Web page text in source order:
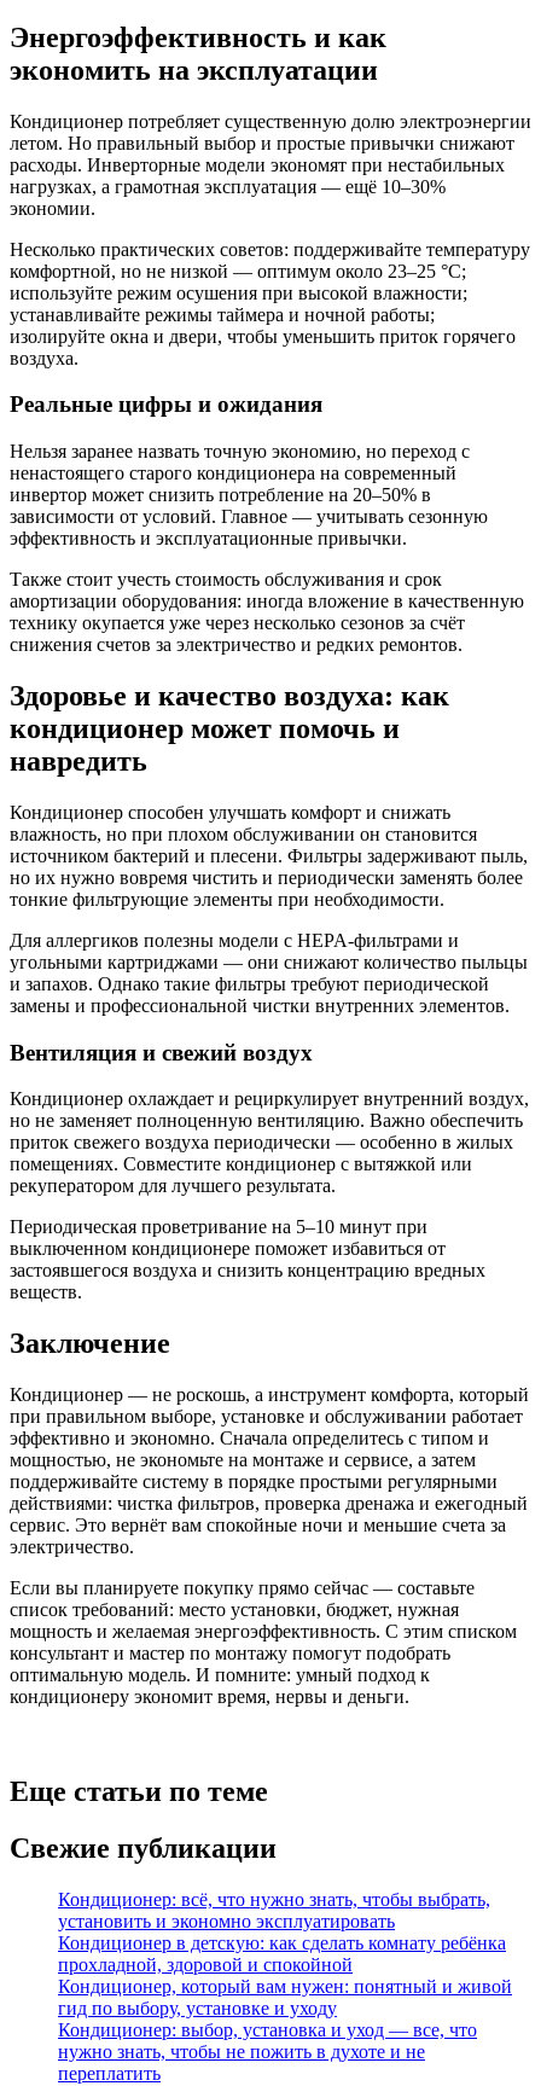
Энергоэффективность и как
экономить на эксплуатации
Кондиционер потребляет существенную долю электроэнергии
летом. Но правильный выбор и простые привычки снижают
расходы. Инверторные модели экономят при нестабильных
нагрузках, а грамотная эксплуатация — ещё 10–30%
экономии.
Несколько практических советов: поддерживайте температуру
комфортной, но не низкой — оптимум около 23–25 °C;
используйте режим осушения при высокой влажности;
устанавливайте режимы таймера и ночной работы;
изолируйте окна и двери, чтобы уменьшить приток горячего
воздуха.
Реальные цифры и ожидания
Нельзя заранее назвать точную экономию, но переход с
ненастоящего старого кондиционера на современный
инвертор может снизить потребление на 20–50% в
зависимости от условий. Главное — учитывать сезонную
эффективность и эксплуатационные привычки.
Также стоит учесть стоимость обслуживания и срок
амортизации оборудования: иногда вложение в качественную
технику окупается уже через несколько сезонов за счёт
снижения счетов за электричество и редких ремонтов.
Здоровье и качество воздуха: как
кондиционер может помочь и
навредить
Кондиционер способен улучшать комфорт и снижать
влажность, но при плохом обслуживании он становится
источником бактерий и плесени. Фильтры задерживают пыль,
но их нужно вовремя чистить и периодически заменять более
тонкие фильтрующие элементы при необходимости.
Для аллергиков полезны модели с HEPA-фильтрами и
угольными картриджами — они снижают количество пыльцы
и запахов. Однако такие фильтры требуют периодической
замены и профессиональной чистки внутренних элементов.
Вентиляция и свежий воздух
Кондиционер охлаждает и рециркулирует внутренний воздух,
но не заменяет полноценную вентиляцию. Важно обеспечить
приток свежего воздуха периодически — особенно в жилых
помещениях. Совместите кондиционер с вытяжкой или
рекуператором для лучшего результата.
Периодическая проветривание на 5–10 минут при
выключенном кондиционере поможет избавиться от
застоявшегося воздуха и снизить концентрацию вредных
веществ.
Заключение
Кондиционер — не роскошь, а инструмент комфорта, который
при правильном выборе, установке и обслуживании работает
эффективно и экономно. Сначала определитесь с типом и
мощностью, не экономьте на монтаже и сервисе, а затем
поддерживайте систему в порядке простыми регулярными
действиями: чистка фильтров, проверка дренажа и ежегодный
сервис. Это вернёт вам спокойные ночи и меньшие счета за
электричество.
Если вы планируете покупку прямо сейчас — составьте
список требований: место установки, бюджет, нужная
мощность и желаемая энергоэффективность. С этим списком
консультант и мастер по монтажу помогут подобрать
оптимальную модель. И помните: умный подход к
кондиционеру экономит время, нервы и деньги.
Еще статьи по теме
Свежие публикации
Кондиционер: всё, что нужно знать, чтобы выбрать,
установить и экономно эксплуатировать
Кондиционер в детскую: как сделать комнату ребёнка
прохладной, здоровой и спокойной
Кондиционер, который вам нужен: понятный и живой
гид по выбору, установке и уходу
Кондиционер: выбор, установка и уход — все, что
нужно знать, чтобы не пожить в духоте и не
переплатить